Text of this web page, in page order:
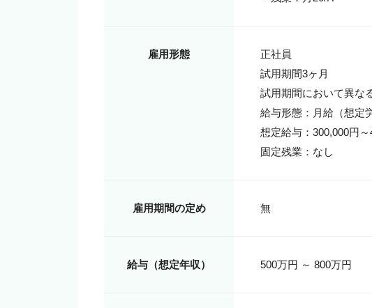
雇用形態
正社員
試用期間3ヶ月
試用期間において異な
給与形態：月給（想定
想定給与：300,000円～
固定残業：なし
雇用期間の定め 無
給与（想定年収） 500万円 ～ 800万円